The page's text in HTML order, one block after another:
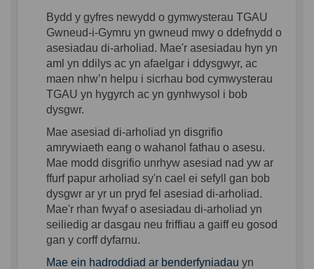
Bydd y gyfres newydd o gymwysterau TGAU
Gwneud-i-Gymru yn gwneud mwy o ddefnydd o
asesiadau di-arholiad. Mae'r asesiadau hyn yn
aml yn ddilys ac yn afaelgar i ddysgwyr, ac
maen nhw’n helpu i sicrhau bod cymwysterau
TGAU yn hygyrch ac yn gynhwysol i bob
dysgwr.
Mae asesiad di-arholiad yn disgrifio
amrywiaeth eang o wahanol fathau o asesu.
Mae modd disgrifio unrhyw asesiad nad yw ar
ffurf papur arholiad sy'n cael ei sefyll gan bob
dysgwr ar yr un pryd fel asesiad di-arholiad.
Mae'r rhan fwyaf o asesiadau di-arholiad yn
seiliedig ar dasgau neu friffiau a gaiff eu gosod
gan y corff dyfarnu.
Mae ein hadroddiad ar benderfyniadau (External link)
yn